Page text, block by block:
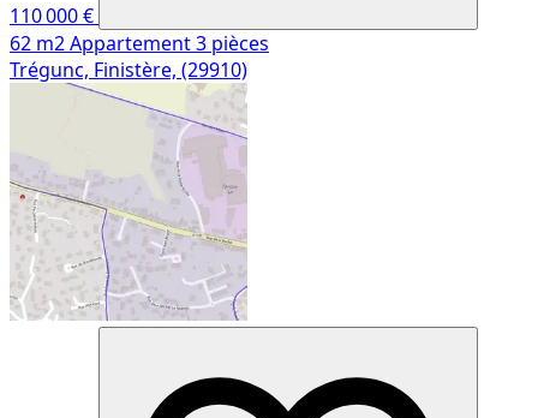
110 000 €
62 m2Appartement3 pièces
Trégunc, Finistère, (29910)